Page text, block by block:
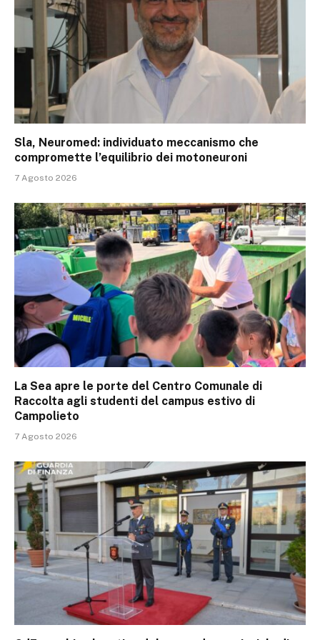
Sla, Neuromed: individuato meccanismo che
compromette l’equilibrio dei motoneuroni
7 Agosto 2026
La Sea apre le porte del Centro Comunale di
Raccolta agli studenti del campus estivo di
Campolieto
7 Agosto 2026